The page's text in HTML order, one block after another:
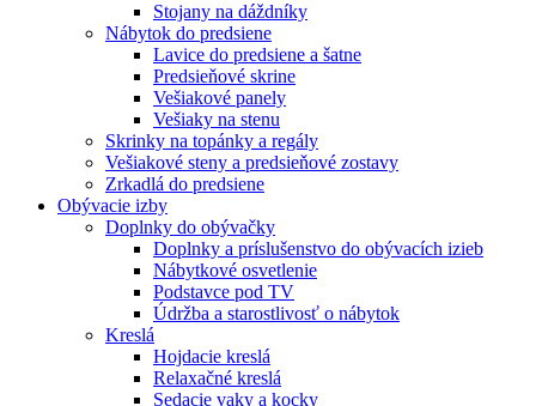
Stojany na dáždníky
Nábytok do predsiene
Lavice do predsiene a šatne
Predsieňové skrine
Vešiakové panely
Vešiaky na stenu
Skrinky na topánky a regály
Vešiakové steny a predsieňové zostavy
Zrkadlá do predsiene
Obývacie izby
Doplnky do obývačky
Doplnky a príslušenstvo do obývacích izieb
Nábytkové osvetlenie
Podstavce pod TV
Údržba a starostlivosť o nábytok
Kreslá
Hojdacie kreslá
Relaxačné kreslá
Sedacie vaky a kocky